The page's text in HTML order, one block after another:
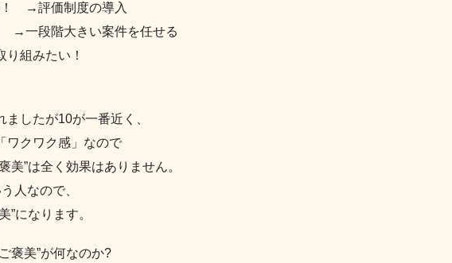
→評価制度の導入
一段階大きい案件を任せる
組みたい！
ましたが10が一番近く、
ワクワク感」なので
美”は全く効果はありません。
人なので、
”になります。
褒美”が何なのか?